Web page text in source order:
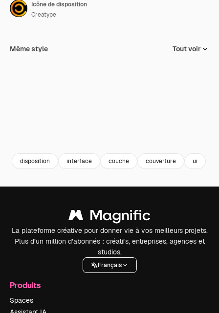
Icône de disposition
Creatype
Même style Tout voir
disposition interface couche couverture ui
La plateforme créative pour donner vie à vos meilleurs projets.
Plus d’un million d’abonnés : créatifs, entreprises, agences et
studios.
Français
Produits
Spaces